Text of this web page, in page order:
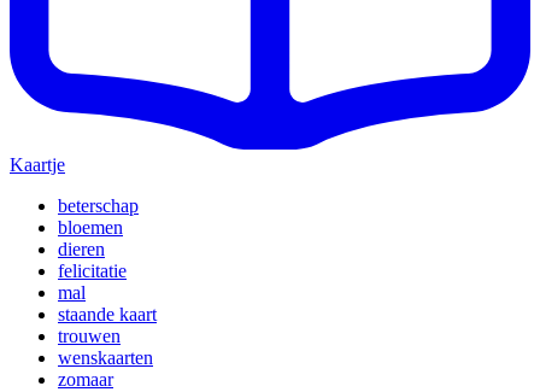
Kaartje
beterschap
bloemen
dieren
felicitatie
mal
staande kaart
trouwen
wenskaarten
zomaar